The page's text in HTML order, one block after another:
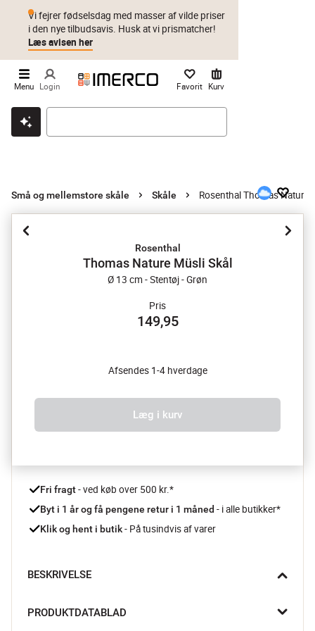
Klik & hent Byt i 1 år Prismatch
Vi fejrer fødselsdag med masser af vilde priser
i den nye tilbudsavis. Husk at vi prismatcher!
Læs avisen her
Menu Login Favorit Kurv
Små og mellemstore skåle Skåle Rosenthal Thomas Nature
Rosenthal
Thomas Nature Müsli Skål
Ø 13 cm - Stentøj - Grøn
Pris
149,95
Afsendes 1-4 hverdage
Læg i kurv
Fri fragt - ved køb over 500 kr.*
Byt i 1 år og få pengene retur i 1 måned - i alle butikker*
Klik og hent i butik - På tusindvis af varer
BESKRIVELSE
Nature Sand skål fra Rosenthal. Den jordagtige varme i
PRODUKTDATABLAD